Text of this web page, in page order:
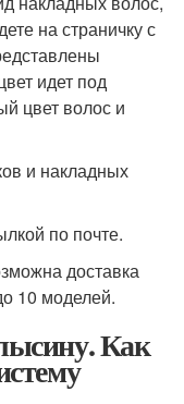
на страничку с
идет под
цвет волос и
и накладных
по почте.
доставка
10 моделей.
Как